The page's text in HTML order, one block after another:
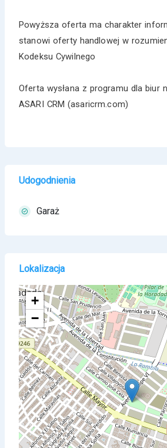
Powyższa oferta ma charakter
stanowi oferty handlowej w
Kodeksu Cywilnego
Oferta wysłana z programu dla biur
ASARI CRM (asaricrm.com)
Udogodnienia
Garaż
Lokalizacja
+
−